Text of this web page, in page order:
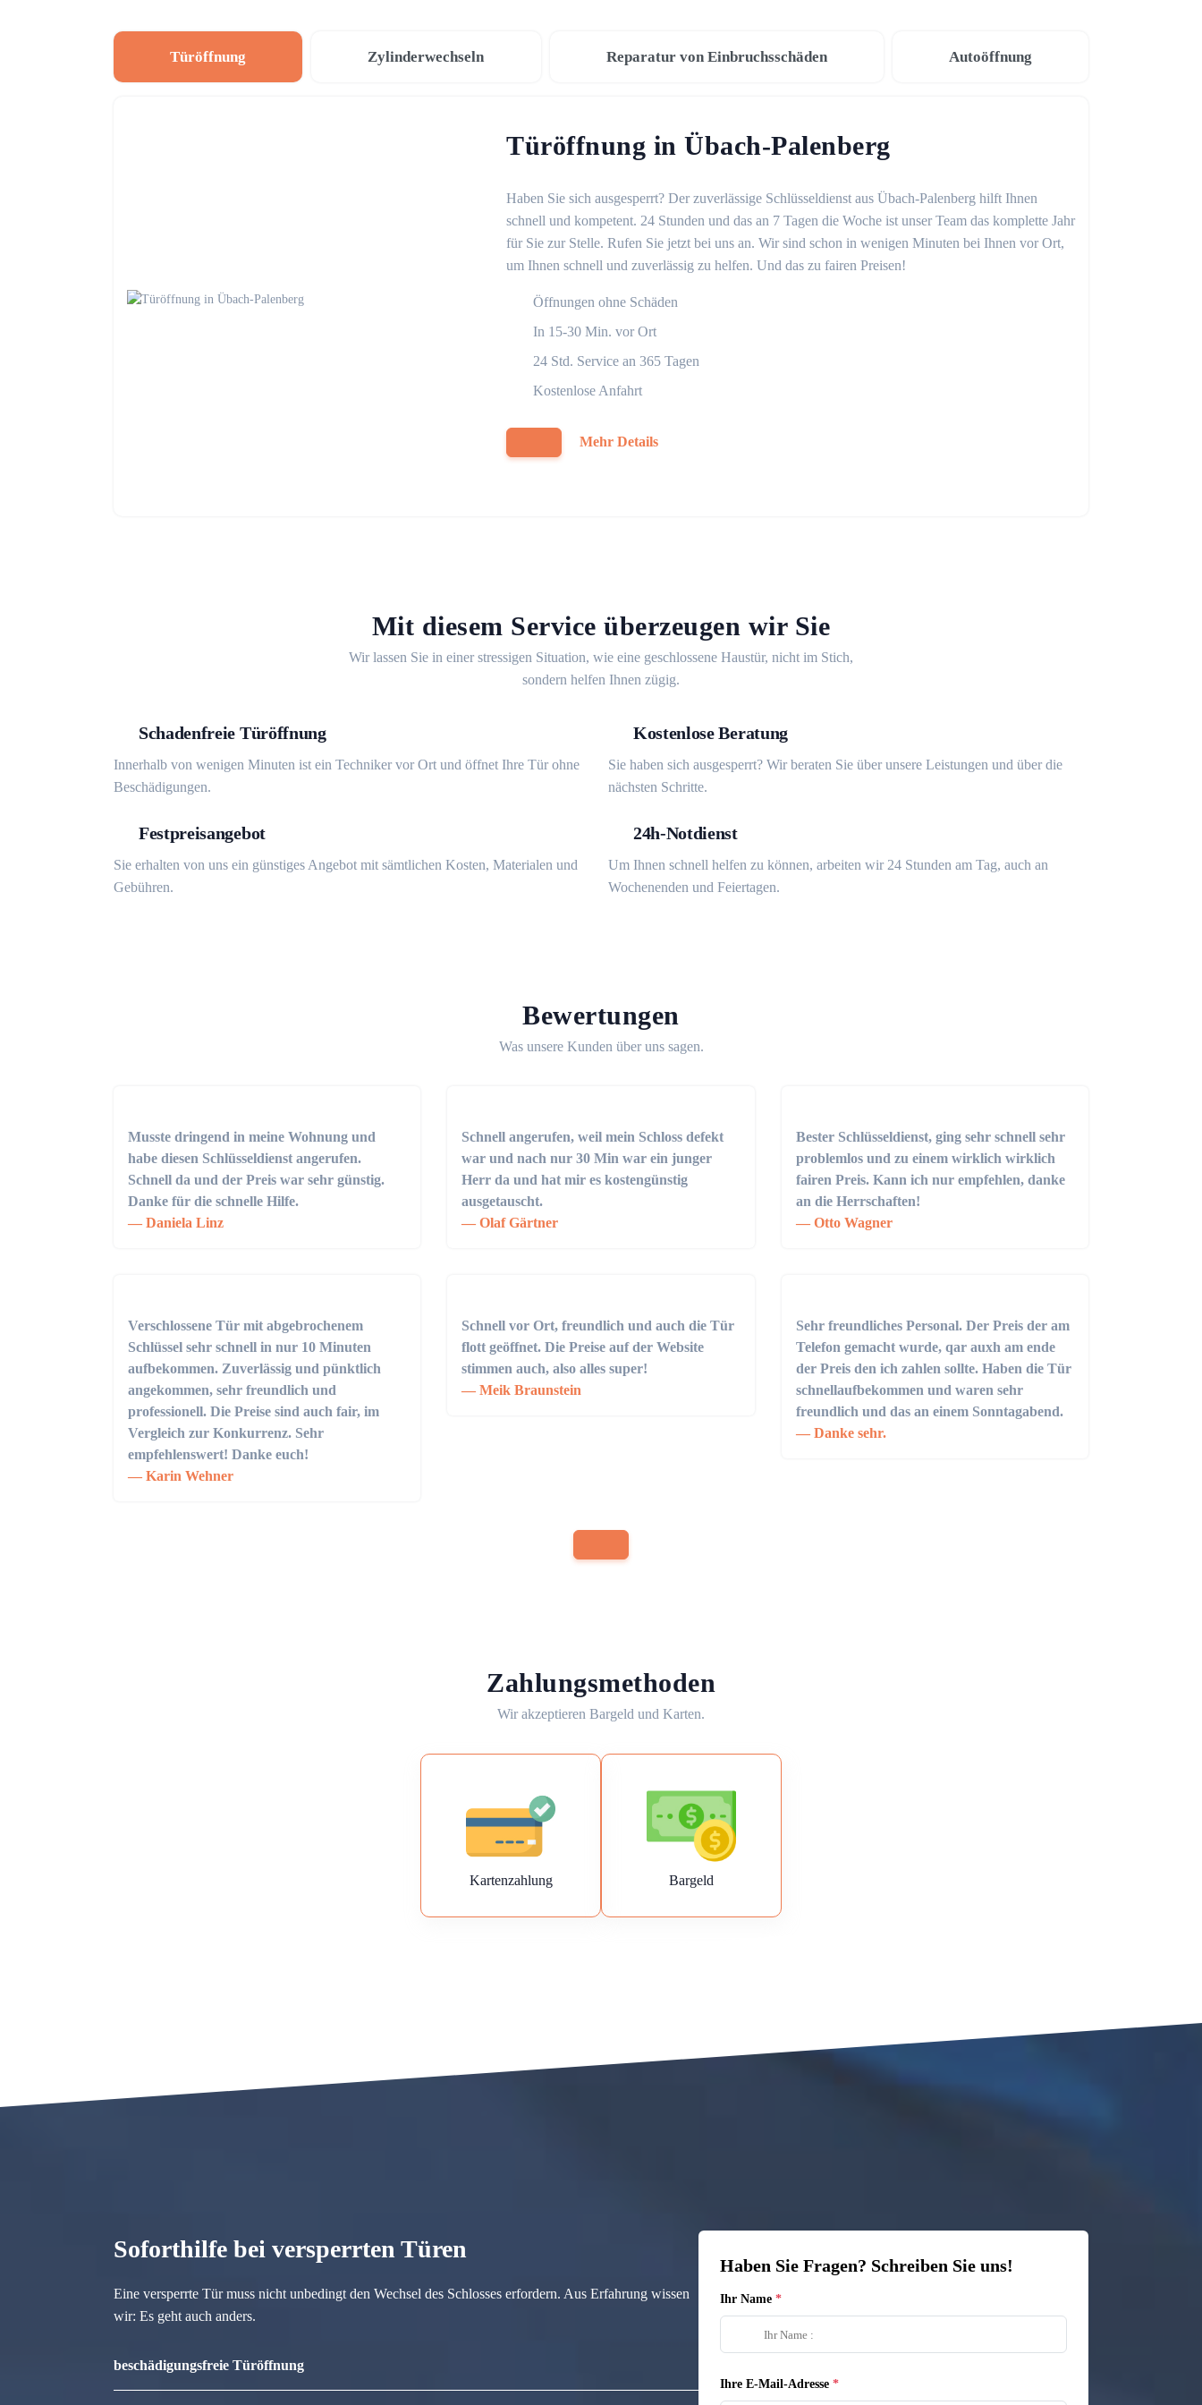
Türöffnung Zylinderwechseln Reparatur von Einbruchsschäden Autoöffnung
Türöffnung in Übach-Palenberg
Haben Sie sich ausgesperrt? Der zuverlässige Schlüsseldienst aus Übach-Palenberg hilft Ihnen
schnell und kompetent. 24 Stunden und das an 7 Tagen die Woche ist unser Team das komplette Jahr
für Sie zur Stelle. Rufen Sie jetzt bei uns an. Wir sind schon in wenigen Minuten bei Ihnen vor Ort,
um Ihnen schnell und zuverlässig zu helfen. Und das zu fairen Preisen!
Öffnungen ohne Schäden
In 15-30 Min. vor Ort
24 Std. Service an 365 Tagen
Kostenlose Anfahrt
Mehr Details
Mit diesem Service überzeugen wir Sie
Wir lassen Sie in einer stressigen Situation, wie eine geschlossene Haustür, nicht im Stich,
sondern helfen Ihnen zügig.
Schadenfreie Türöffnung
Innerhalb von wenigen Minuten ist ein Techniker vor Ort und öffnet Ihre Tür ohne
Beschädigungen.
Kostenlose Beratung
Sie haben sich ausgesperrt? Wir beraten Sie über unsere Leistungen und über die
nächsten Schritte.
Festpreisangebot
Sie erhalten von uns ein günstiges Angebot mit sämtlichen Kosten, Materialen und
Gebühren.
24h-Notdienst
Um Ihnen schnell helfen zu können, arbeiten wir 24 Stunden am Tag, auch an
Wochenenden und Feiertagen.
Bewertungen
Was unsere Kunden über uns sagen.
Musste dringend in meine Wohnung und
habe diesen Schlüsseldienst angerufen.
Schnell da und der Preis war sehr günstig.
Danke für die schnelle Hilfe.
Daniela Linz
Schnell angerufen, weil mein Schloss defekt
war und nach nur 30 Min war ein junger
Herr da und hat mir es kostengünstig
ausgetauscht.
Olaf Gärtner
Bester Schlüsseldienst, ging sehr schnell sehr
problemlos und zu einem wirklich wirklich
fairen Preis. Kann ich nur empfehlen, danke
an die Herrschaften!
Otto Wagner
Verschlossene Tür mit abgebrochenem
Schlüssel sehr schnell in nur 10 Minuten
aufbekommen. Zuverlässig und pünktlich
angekommen, sehr freundlich und
professionell. Die Preise sind auch fair, im
Vergleich zur Konkurrenz. Sehr
empfehlenswert! Danke euch!
Karin Wehner
Schnell vor Ort, freundlich und auch die Tür
flott geöffnet. Die Preise auf der Website
stimmen auch, also alles super!
Meik Braunstein
Sehr freundliches Personal. Der Preis der am
Telefon gemacht wurde, qar auxh am ende
der Preis den ich zahlen sollte. Haben die Tür
schnellaufbekommen und waren sehr
freundlich und das an einem Sonntagabend.
Danke sehr.
Zahlungsmethoden
Wir akzeptieren Bargeld und Karten.
Kartenzahlung Bargeld
Soforthilfe bei versperrten Türen
Eine versperrte Tür muss nicht unbedingt den Wechsel des Schlosses erfordern. Aus Erfahrung wissen
wir: Es geht auch anders.
beschädigungsfreie Türöffnung
Haben Sie Fragen? Schreiben Sie uns!
Ihr Name
Ihre E-Mail-Adresse